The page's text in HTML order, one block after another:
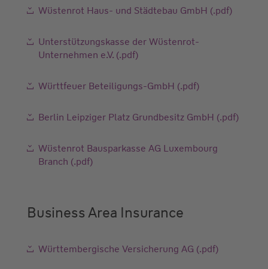
Wüstenrot Haus- und Städtebau GmbH (.pdf)
Unterstützungskasse der Wüstenrot-
Unternehmen e.V. (.pdf)
Württfeuer Beteiligungs-GmbH (.pdf)
Berlin Leipziger Platz Grundbesitz GmbH (.pdf)
Wüstenrot Bausparkasse AG Luxembourg
Branch (.pdf)
Business Area Insurance
Württembergische Versicherung AG (.pdf)